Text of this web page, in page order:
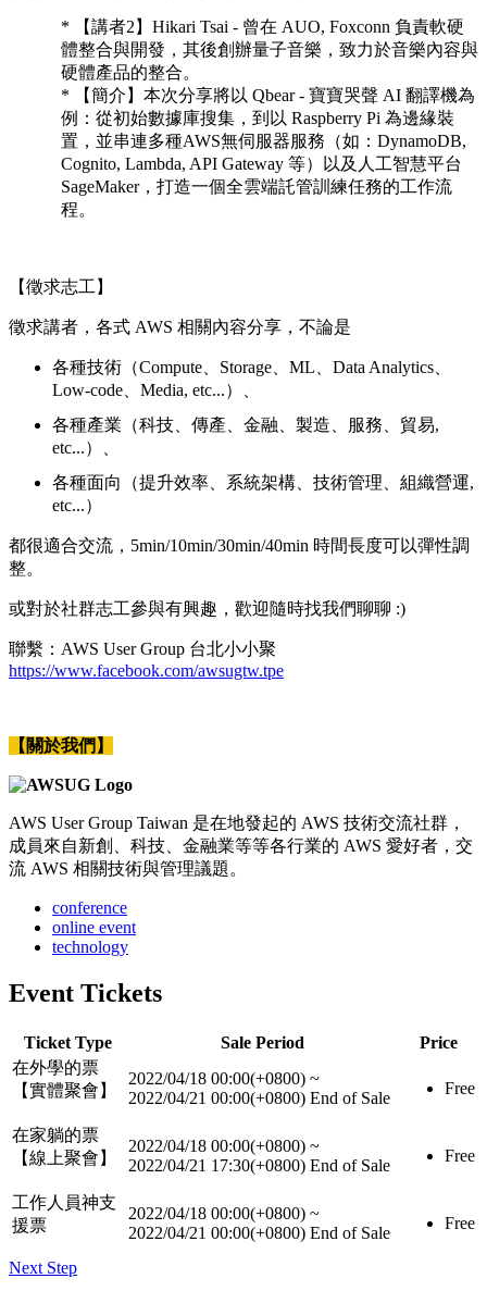
* 【講者2】Hikari Tsai - 曾在 AUO, Foxconn 負責軟硬
體整合與開發，其後創辦量子音樂，致力於音樂內容與
硬體產品的整合。
* 【簡介】本次分享將以 Qbear - 寶寶哭聲 AI 翻譯機為
例：從初始數據庫搜集，到以 Raspberry Pi 為邊緣裝
置，並串連多種AWS無伺服器服務（如：DynamoDB,
Cognito, Lambda, API Gateway 等）以及人工智慧平台
SageMaker，打造一個全雲端託管訓練任務的工作流
程。
【徵求志工】
徵求講者，各式 AWS 相關內容分享，不論是
各種技術（Compute、Storage、ML、Data Analytics、
Low-code、Media, etc...）、
各種產業（科技、傳產、金融、製造、服務、貿易,
etc...）、
各種面向（提升效率、系統架構、技術管理、組織營運,
etc...）
都很適合交流，5min/10min/30min/40min 時間長度可以彈性調
整。
或對於社群志工參與有興趣，歡迎隨時找我們聊聊 :)
聯繫：AWS User Group 台北小小聚
https://www.facebook.com/awsugtw.tpe
【關於我們】
AWS User Group Taiwan 是在地發起的 AWS 技術交流社群，
成員來自新創、科技、金融業等等各行業的 AWS 愛好者，交
流 AWS 相關技術與管理議題。
conference
online event
technology
Event Tickets
Ticket Type Sale Period
Price
在外學的票
【實體聚會】
2022/04/18 00:00(+0800) ~
2022/04/21 00:00(+0800) End of Sale
Free
在家躺的票
【線上聚會】
2022/04/18 00:00(+0800) ~
2022/04/21 17:30(+0800) End of Sale
Free
工作人員神支
援票
2022/04/18 00:00(+0800) ~
2022/04/21 00:00(+0800) End of Sale
Free
Next Step